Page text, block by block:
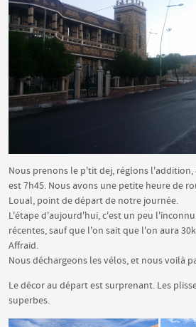
Nous prenons le p'tit dej, réglons l'addition,
est 7h45. Nous avons une petite heure de
Loual, point de départ de notre journée.
L'étape d'aujourd'hui, c'est un peu
récentes, sauf que l'on sait que l'on aura
Affraid.
Nous déchargeons les vélos, et nous voilà
Le décor au départ est surprenant. Les
superbes.